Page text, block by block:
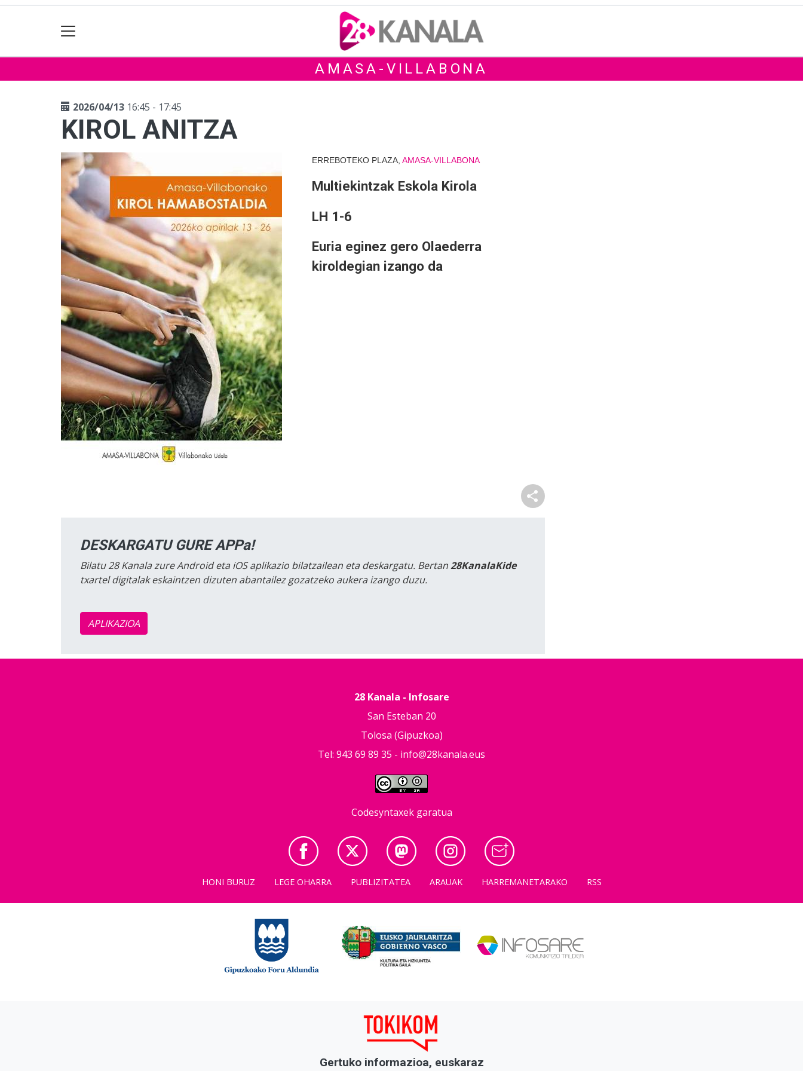
AMASA-VILLABONA
2026/04/13 16:45 - 17:45
KIROL ANITZA
ERREBOTEKO PLAZA, AMASA-VILLABONA
Multiekintzak Eskola Kirola
LH 1-6
Euria eginez gero Olaederra
kiroldegian izango da
DESKARGATU GURE APPa!
Bilatu 28 Kanala zure Android eta iOS aplikazio bilatzailean eta deskargatu. Bertan28KanalaKide
txartel digitalak eskaintzen dizuten abantailez gozatzeko aukera izango duzu.
APLIKAZIOA
28 Kanala - Infosare
San Esteban 20
Tolosa (Gipuzkoa)
Tel: 943 69 89 35 - info@28kanala.eus
Codesyntaxek garatua
HONI BURUZ LEGE OHARRA PUBLIZITATEA ARAUAK HARREMANETARAKO RSS
Gertuko informazioa, euskaraz